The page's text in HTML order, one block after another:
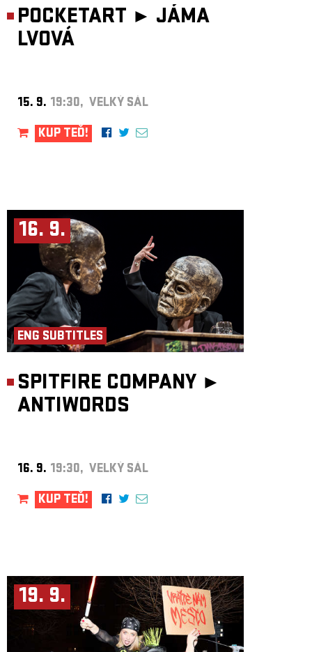
POCKETART ► JÁMA
LVOVÁ
15. 9. 19:30, VELKÝ SÁL
KUP TEĎ!
16. 9.
ENG SUBTITLES
SPITFIRE COMPANY ►
ANTIWORDS
16. 9. 19:30, VELKÝ SÁL
KUP TEĎ!
19. 9.